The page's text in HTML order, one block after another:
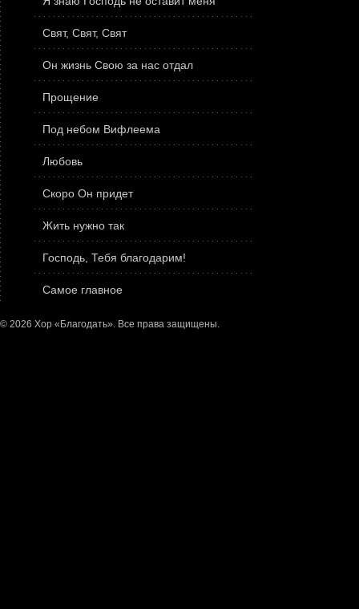
Свят, Свят, Свят
Он жизнь Свою за нас отдал
Прощение
Под небом Вифлеема
Любовь
Скоро Он придет
Жить нужно так
Господь, Тебя благодарим!
Самое главное
© 2026 Хор «Благодать». Все права защищены.